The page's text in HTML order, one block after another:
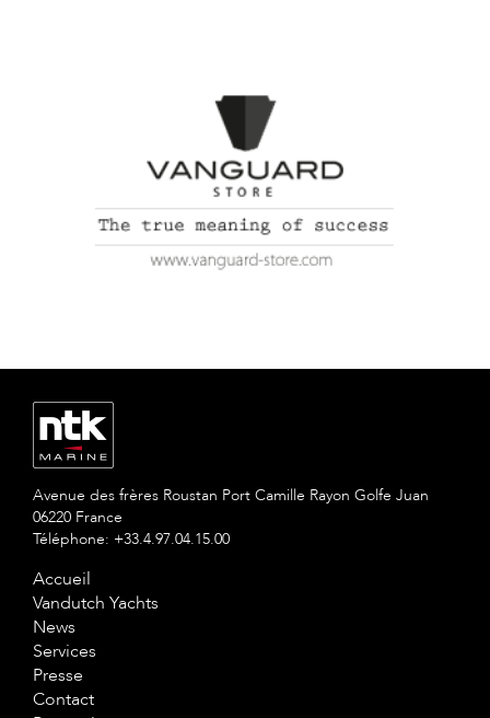
Avenue des frères Roustan Port Camille Rayon Golfe Juan
06220 France
Téléphone: +33.4.97.04.15.00
Accueil
Vandutch Yachts
News
Services
Presse
Contact